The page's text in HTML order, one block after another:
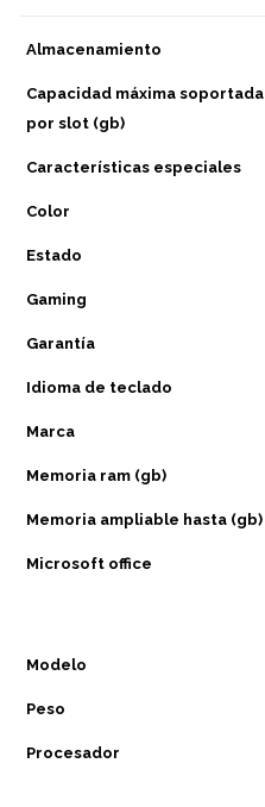
Almacenamiento
Capacidad máxima soportada
por slot (gb)
Características especiales
Color
Estado
Gaming
Garantía
Idioma de teclado
Marca
Memoria ram (gb)
Memoria ampliable hasta (gb)
Microsoft office
Modelo
Peso
Procesador